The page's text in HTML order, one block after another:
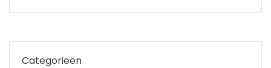
Categorieën